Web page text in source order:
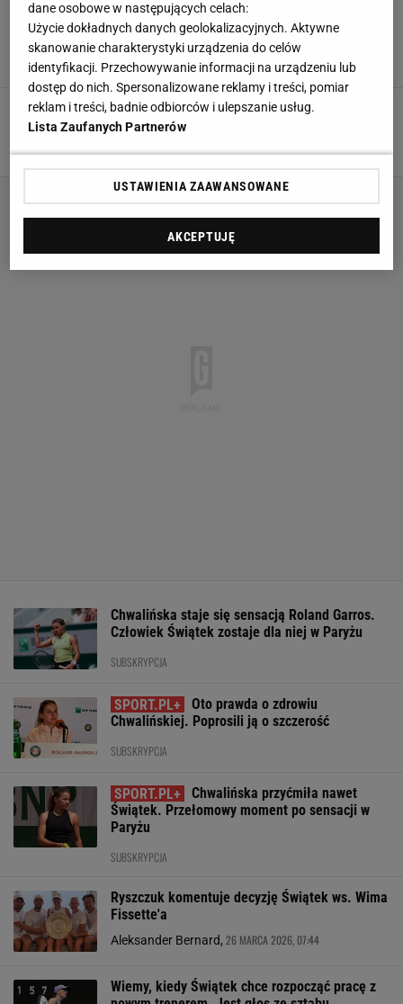
Co ze zdrowiem Chwalińskiej? "Musimy zrobić
USG"
Łukasz Jachimiak,1 CZERWCA 2026, 20:37
Niesamowite, co zrobiła Chwalińska! "Od 20 lat
nikt tak nie grał"
Łukasz Jachimiak,1 CZERWCA 2026, 16:29
Chwalińska staje się sensacją Roland Garros.
Człowiek Świątek zostaje dla niej w Paryżu
SUBSKRYPCJA
Oto prawda o zdrowiu
Chwalińskiej. Poprosili ją o szczerość
SUBSKRYPCJA
Chwalińska przyćmiła nawet
Świątek. Przełomowy moment po sensacji w
Paryżu
SUBSKRYPCJA
Ryszczuk komentuje decyzję Świątek ws. Wima
Fissette'a
Aleksander Bernard, 26 MARCA 2026, 07:44
Wiemy, kiedy Świątek chce rozpocząć pracę z
dane osobowe w następujących celach:
Użycie dokładnych danych geolokalizacyjnych. Aktywne
skanowanie charakterystyki urządzenia do celów
identyfikacji. Przechowywanie informacji na urządzeniu lub
dostęp do nich. Spersonalizowane reklamy i treści, pomiar
reklam i treści, badnie odbiorców i ulepszanie usług.
Lista Zaufanych Partnerów
USTAWIENIA ZAAWANSOWANE
AKCEPTUJĘ